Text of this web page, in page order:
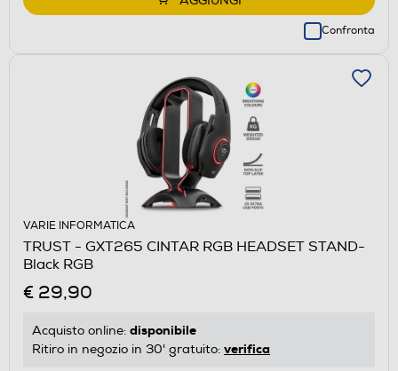
Confronta
VARIE INFORMATICA
TRUST - GXT265 CINTAR RGB HEADSET STAND-
Black RGB
€ 29,90
Acquisto online: disponibile
Ritiro in negozio in 30' gratuito: verifica